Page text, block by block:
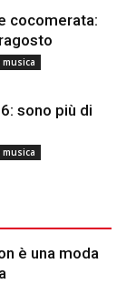
cocomerata:
sono più di
è una moda